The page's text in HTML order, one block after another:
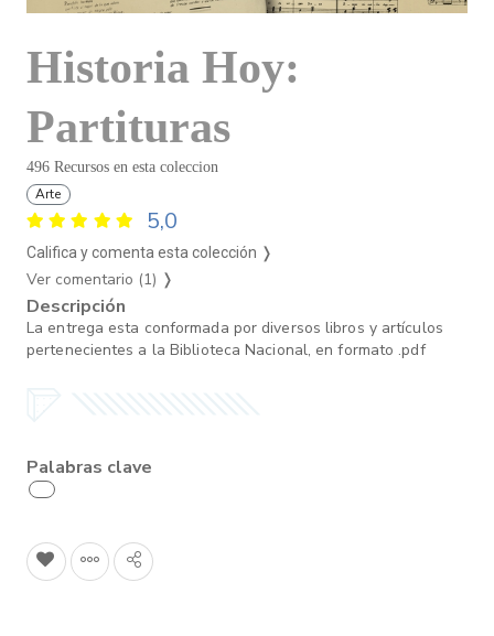
Historia Hoy:
Partituras
496 Recursos en esta coleccion
Arte
5,0
Califica y comenta esta colección ❭
Ver comentario (1) ❭
Descripción
La entrega esta conformada por diversos libros y artículos
pertenecientes a la Biblioteca Nacional, en formato .pdf
Palabras clave